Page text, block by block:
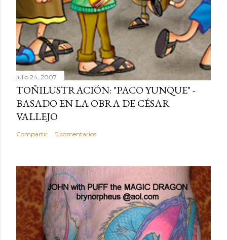
julio 24, 2007
TOÑILUSTRACIÓN: "PACO YUNQUE" -
BASADO EN LA OBRA DE CÉSAR
VALLEJO
Compartir 5 comentarios